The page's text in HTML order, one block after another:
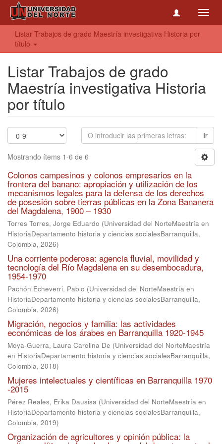
Listar Trabajos de grado Maestría investigativa Historia por
título
Listar Trabajos de grado
Maestría investigativa Historia
por título
Ir
Mostrando ítems 1-6 de 6
Colonos campesinos y colonos empresarios en la
frontera del banano: apropiación y utilización de los
mecanismos legales para la defensa de los derechos
de posesión sobre tierras públicas en la Zona Bananera
del Magdalena, 1900 – 1930
Torres Torres, Jorge Eduardo (Universidad del NorteMaestría en
HistoriaDepartamento historia y ciencias socialesBarranquilla,
Colombia, 2026)
Una corriente poderosa: agencia fluvial, movilidad y
tecnología del Río Magdalena en su desembocadura,
1954-1970
Pachón Echeverri, Pablo (Universidad del NorteMaestría en
HistoriaDepartamento historia y ciencias socialesBarranquilla,
Colombia, 2026)
Migración, negocios y familia: las actividades
económicas de los árabes en Barranquilla 1920-1945
Moya-Guerra, Laura Carolina De (Universidad del NorteMaestría
en HistoriaDepartamento historia y ciencias socialesBarranquilla,
Colombia, 2018)
Mujeres intelectuales y científicas en Barranquilla 1970
-2015
Pérez Reales, Erika Dausisa (Universidad del NorteMaestría en
HistoriaDepartamento historia y ciencias socialesBarranquilla,
Colombia, 2019)
Organización de agricultores y opinión pública: la